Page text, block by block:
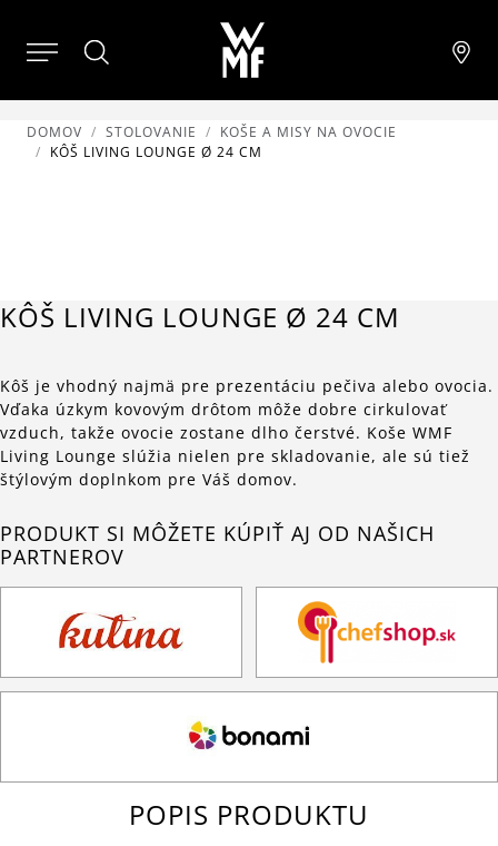
DOMOV STOLOVANIE
KOŠE A MISY NA OVOCIE
KÔŠ LIVING LOUNGE Ø 24 CM
KÔŠ LIVING LOUNGE Ø 24 CM
Kôš je vhodný najmä pre prezentáciu pečiva alebo ovocia.
Vďaka úzkym kovovým drôtom môže dobre cirkulovať
vzduch, takže ovocie zostane dlho čerstvé. Koše WMF
Living Lounge slúžia nielen pre skladovanie, ale sú tiež
štýlovým doplnkom pre Váš domov.
PRODUKT SI MÔŽETE KÚPIŤ AJ OD NAŠICH
PARTNEROV
POPIS PRODUKTU